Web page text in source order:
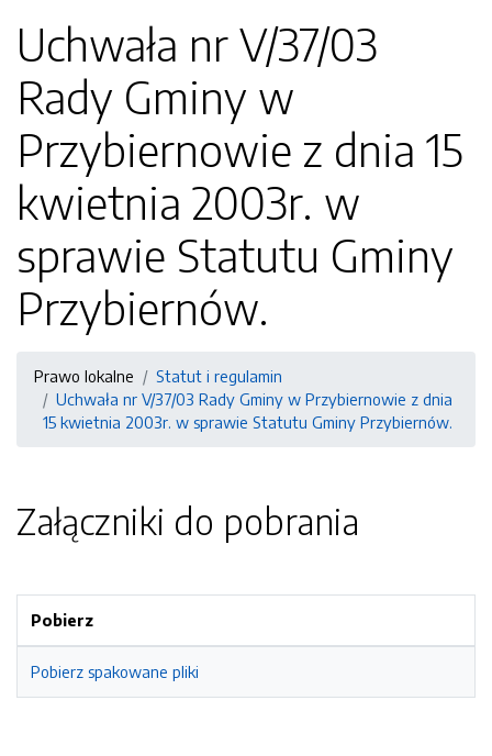
Uchwała nr V/37/03
Rady Gminy w
Przybiernowie z dnia 15
kwietnia 2003r. w
sprawie Statutu Gminy
Przybiernów.
Prawo lokalne
Statut i regulamin
Uchwała nr V/37/03 Rady Gminy w Przybiernowie z dnia
15 kwietnia 2003r. w sprawie Statutu Gminy Przybiernów.
Załączniki do pobrania
Pobierz
Pobierz spakowane pliki